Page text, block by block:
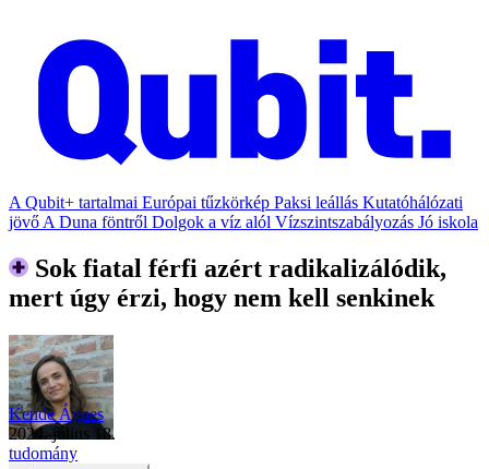
A Qubit+ tartalmai Európai tűzkörkép Paksi leállás Kutatóhálózati
jövő A Duna föntről Dolgok a víz alól Vízszintszabályozás Jó iskola
Sok fiatal férfi azért radikalizálódik,
mert úgy érzi, hogy nem kell senkinek
Kende Ágnes
2024. július 18.
tudomány